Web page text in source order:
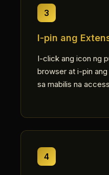
3
I-pin ang
I-click ang icon ng
browser at i-pin
sa mabilis na
4